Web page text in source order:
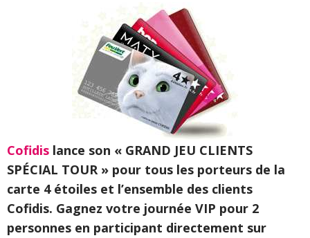
Cofidis lance son « GRAND JEU CLIENTS
SPÉCIAL TOUR » pour tous les porteurs de la
carte 4 étoiles et l’ensemble des clients
Cofidis. Gagnez votre journée VIP pour 2
personnes en participant directement sur